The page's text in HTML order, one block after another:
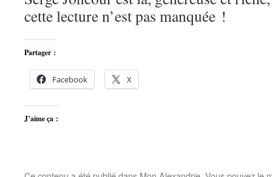
cette lecture n’est pas manquée !
Partager :
Facebook X
J’aime ça :